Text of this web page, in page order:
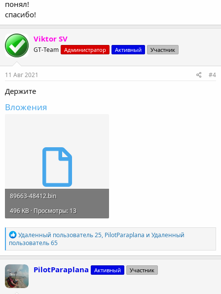
понял!
спасибо!
Viktor SV
GT-Team Администратор Активный Участник
11 Авг 2021 #4
Держите
Вложения
89663-48412.bin
496 KB · Просмотры: 13
Р
е
а
к
ц
и
и
:
Удаленный пользователь 25, PilotParaplana и Удаленный
пользователь 65
PilotParaplana Активный Участник